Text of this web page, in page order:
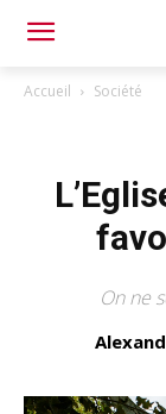
Accueil Société
On ne